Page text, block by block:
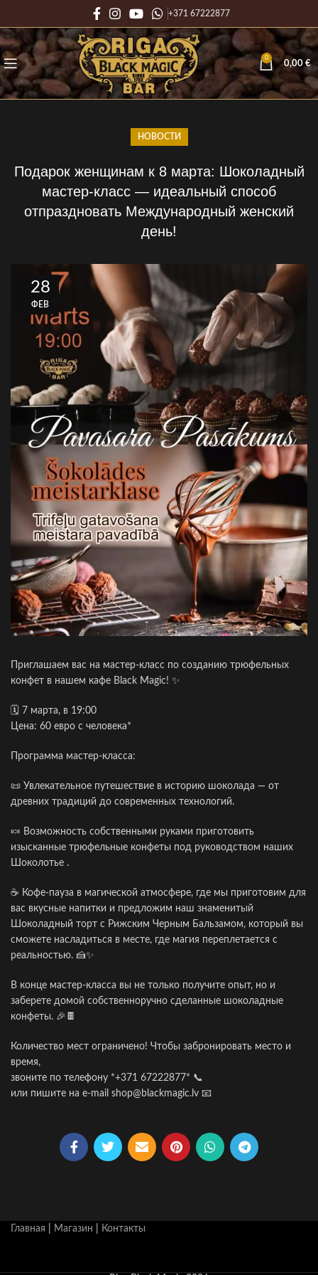
+371 67222877
0
0,00 €
НОВОСТИ
Подарок женщинам к 8 марта: Шоколадный
мастер-класс — идеальный способ
отпраздновать Международный женский
день!
28
ФЕВ
Приглашаем вас на мастер-класс по созданию трюфельных
конфет в нашем кафе Black Magic! ✨
🗓️ 7 марта, в 19:00
Цена: 60 евро с человека*
Программа мастер-класса:
📜 Увлекательное путешествие в историю шоколада — от
древних традиций до современных технологий.
🍬 Возможность собственными руками приготовить
изысканные трюфельные конфеты под руководством наших
Шоколотье .
☕ Кофе-пауза в магической атмосфере, где мы приготовим для
вас вкусные напитки и предложим наш знаменитый
Шоколадный торт с Рижским Черным Бальзамом, который вы
сможете насладиться в месте, где магия переплетается с
реальностью. 🍰✨
В конце мастер-класса вы не только получите опыт, но и
заберете домой собственноручно сделанные шоколадные
конфеты. 🎉🍫
Количество мест ограничено! Чтобы забронировать место и
время,
звоните по телефону *+371 67222877* 📞
или пишите на e-mail shop@blackmagic.lv 📧
Главная Магазин Контакты